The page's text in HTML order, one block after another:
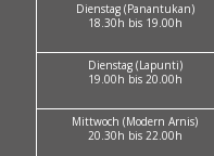
Dienstag (Panantukan)
18.30h bis 19.00h
Dienstag (Lapunti)
19.00h bis 20.00h
Mittwoch (Modern Arnis)
20.30h bis 22.00h